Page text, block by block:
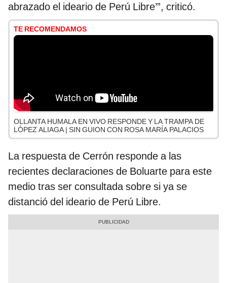
abrazado el ideario de Perú Libre’”, criticó.
TE RECOMENDAMOS
OLLANTA HUMALA EN VIVO RESPONDE Y LA TRAMPA DE
LÓPEZ ALIAGA | SIN GUION CON ROSA MARÍA PALACIOS
La respuesta de Cerrón responde a las
recientes declaraciones de Boluarte para este
medio tras ser consultada sobre si ya se
distanció del ideario de Perú Libre.